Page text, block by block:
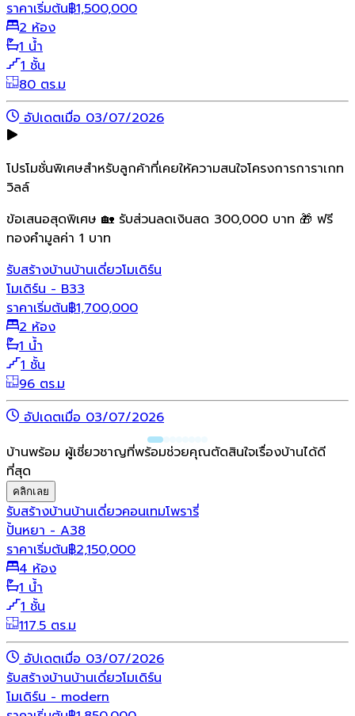
ราคาเริ่มต้น฿1,500,000
2 ห้อง
1 น้ำ
1 ชั้น
80 ตร.ม
อัปเดตเมื่อ 03/07/2026
โปรโมชั่นพิเศษสำหรับลูกค้าที่เคยให้ความสนใจโครงการการาเกท
วิลล์
ข้อเสนอสุดพิเศษ 🏡 รับส่วนลดเงินสด 300,000 บาท 🎁 ฟรี
ทองคำมูลค่า 1 บาท
รับสร้างบ้านบ้านเดี่ยวโมเดิร์น
โมเดิร์น - B33
ราคาเริ่มต้น฿1,700,000
2 ห้อง
1 น้ำ
1 ชั้น
96 ตร.ม
อัปเดตเมื่อ 03/07/2026
บ้านพร้อม ผู้เชี่ยวชาญที่พร้อมช่วยคุณตัดสินใจเรื่องบ้านได้ดี
ที่สุด
คลิกเลย
รับสร้างบ้านบ้านเดี่ยวคอนเทมโพรารี่
ปั้นหยา - A38
ราคาเริ่มต้น฿2,150,000
4 ห้อง
1 น้ำ
1 ชั้น
117.5 ตร.ม
อัปเดตเมื่อ 03/07/2026
รับสร้างบ้านบ้านเดี่ยวโมเดิร์น
โมเดิร์น - modern